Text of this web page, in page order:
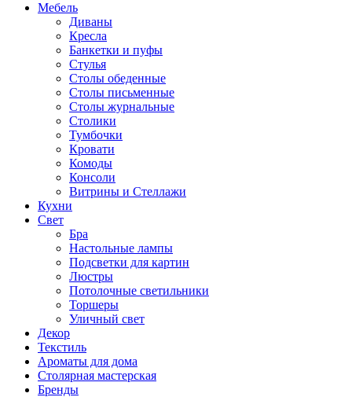
Мебель
Диваны
Кресла
Банкетки и пуфы
Стулья
Столы обеденные
Столы письменные
Столы журнальные
Столики
Тумбочки
Кровати
Комоды
Консоли
Витрины и Стеллажи
Кухни
Свет
Бра
Настольные лампы
Подсветки для картин
Люстры
Потолочные светильники
Торшеры
Уличный свет
Декор
Текстиль
Ароматы для дома
Столярная мастерская
Бренды